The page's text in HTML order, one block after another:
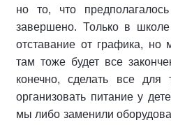
но то, что
завершено. Только в
отставание от графика, но
там тоже будет все
конечно, сделать все для
организовать питание у
мы либо заменили